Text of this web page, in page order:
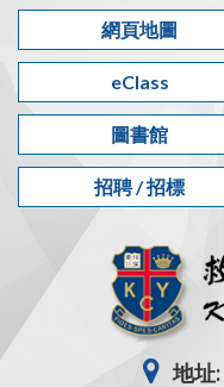
網頁地圖
eClass
圖書館
招聘 / 招標
地址: